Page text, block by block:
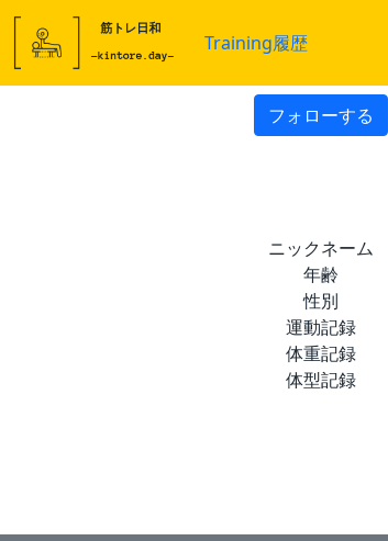
Training履歴
フォローする
ニックネーム
年齢
性別
運動記録
体重記録
体型記録